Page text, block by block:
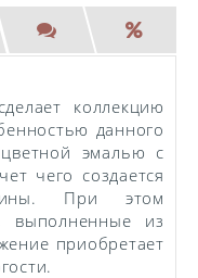
коллекцию
данного
эмалью с
чего создается
При этом
выполненные из
приобретает